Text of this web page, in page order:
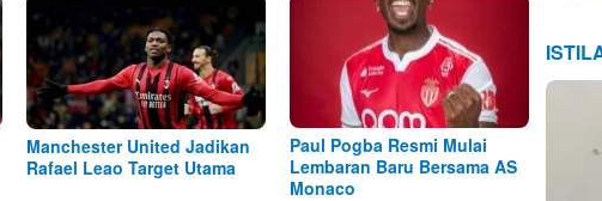
Manchester United Jadikan
Rafael Leao Target Utama
Paul Pogba Resmi Mulai
Lembaran Baru Bersama AS
Monaco